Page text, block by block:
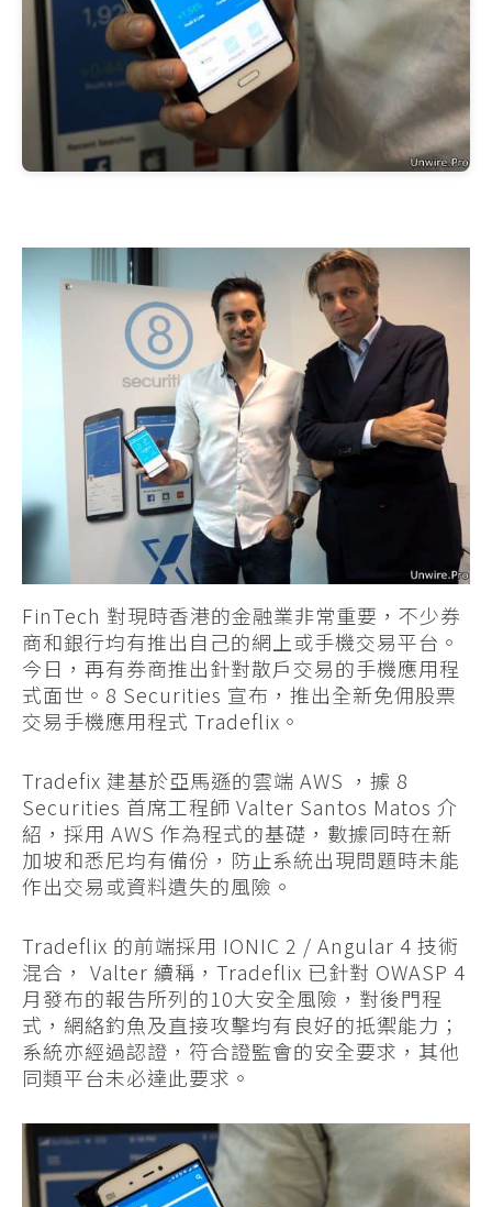
FinTech 對現時香港的金融業非常重要，不少券
商和銀行均有推出自己的網上或手機交易平台。
今日，再有券商推出針對散戶交易的手機應用程
式面世。8 Securities 宣布，推出全新免佣股票
交易手機應用程式 Tradeflix。
Tradefix 建基於亞馬遜的雲端 AWS ，據 8
Securities 首席工程師 Valter Santos Matos 介
紹，採用 AWS 作為程式的基礎，數據同時在新
加坡和悉尼均有備份，防止系統出現問題時未能
作出交易或資料遺失的風險。
Tradeflix 的前端採用 IONIC 2 / Angular 4 技術
混合， Valter 續稱，Tradeflix 已針對 OWASP 4
月發布的報告所列的10大安全風險，對後門程
式，網絡釣魚及直接攻擊均有良好的抵禦能力；
系統亦經過認證，符合證監會的安全要求，其他
同類平台未必達此要求。